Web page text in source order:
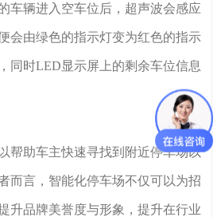
车辆进入空车位后，超声波会感应
会由绿色的指示灯变为红色的指示
同时LED显示屏上的剩余车位信息
帮助车主快速寻找到附近停车场以
而言，智能化停车场不仅可以为招
升品牌美誉度与形象，提升在行业